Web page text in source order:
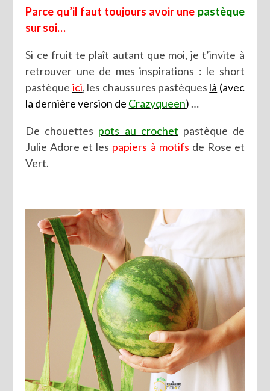
Parce qu’il faut toujours avoir une pastèque
sur soi…
Si ce fruit te plaît autant que moi, je t’invite à
retrouver une de mes inspirations : le short
pastèque ici, les chaussures pastèques là (avec
la dernière version de Crazyqueen) …
De chouettes pots au crochet pastèque de
Julie Adore et les papiers à motifs de Rose et
Vert.